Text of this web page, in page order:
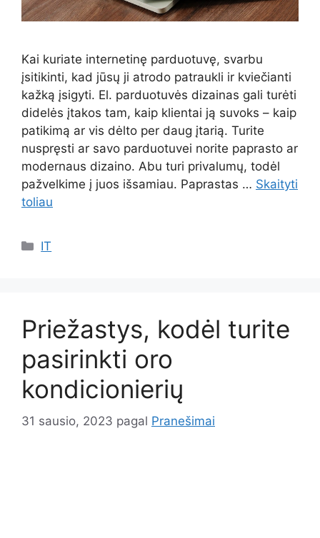
Kai kuriate internetinę parduotuvę, svarbu
įsitikinti, kad jūsų ji atrodo patraukli ir kviečianti
kažką įsigyti. El. parduotuvės dizainas gali turėti
didelės įtakos tam, kaip klientai ją suvoks – kaip
patikimą ar vis dėlto per daug įtarią. Turite
nuspręsti ar savo parduotuvei norite paprasto ar
modernaus dizaino. Abu turi privalumų, todėl
pažvelkime į juos išsamiau. Paprastas … Skaityti
toliau
Kategorijos
IT
Priežastys, kodėl turite
pasirinkti oro
kondicionierių
31 sausio, 2023 pagal Pranešimai